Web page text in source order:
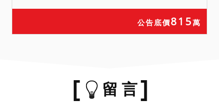
公告底價815萬
留 言